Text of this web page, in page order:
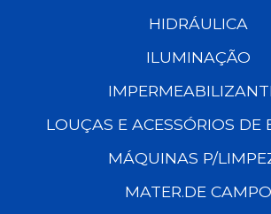
HIDRÁULICA
ILUMINAÇÃO
LOUÇAS E ACESSÓRIOS DE
MÁQUINAS P/
MATER.DE CAMPO